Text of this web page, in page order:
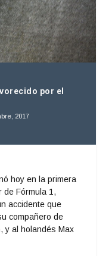
por el
2017
hoy en la primera
de Fórmula 1,
accidente que
compañero de
y al holandés Max